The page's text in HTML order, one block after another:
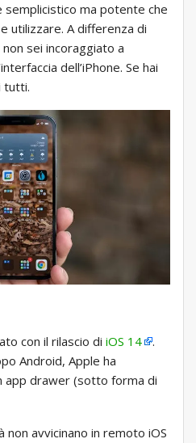
ma potente che
utilizzare. A differenza di
sei incoraggiato a
dell’iPhone. Se hai
tutti.
con il rilascio di iOS 14
.
Android, Apple ha
app drawer (sotto forma di
avvicinano in remoto iOS